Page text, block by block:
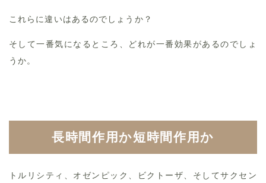
これらに違いはあるのでしょうか？
そして一番気になるところ、どれが一番効果があるのでしょ
うか。
長時間作用か短時間作用か
トルリシティ、オゼンピック、ビクトーザ、そしてサクセン